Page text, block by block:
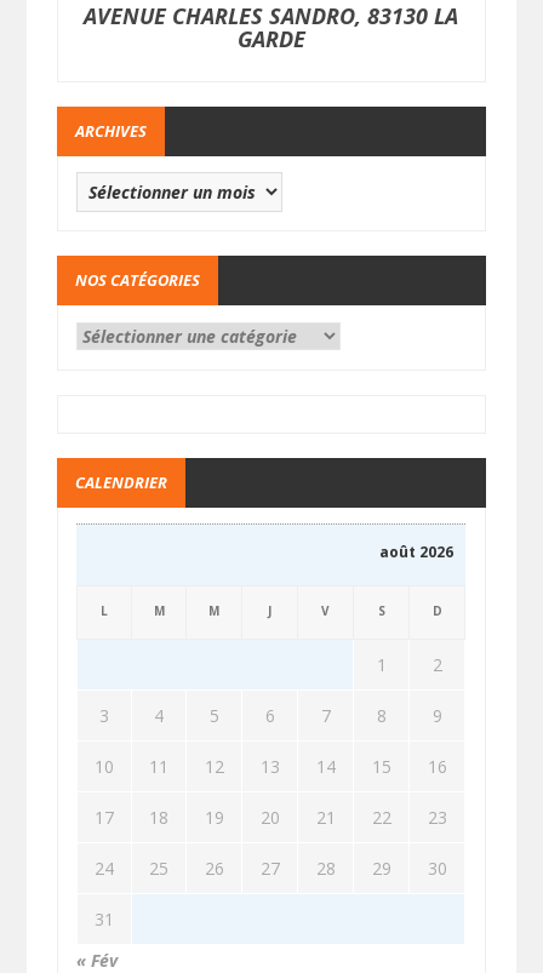
AVENUE CHARLES SANDRO, 83130 LA
GARDE
ARCHIVES
NOS CATÉGORIES
CALENDRIER
août 2026
L M M J V S D
1 2
3 4 5 6 7 8 9
10 11 12 13 14 15 16
17 18 19 20 21 22 23
24 25 26 27 28 29 30
31
« Fév